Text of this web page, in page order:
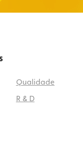
Qualidade
R & D